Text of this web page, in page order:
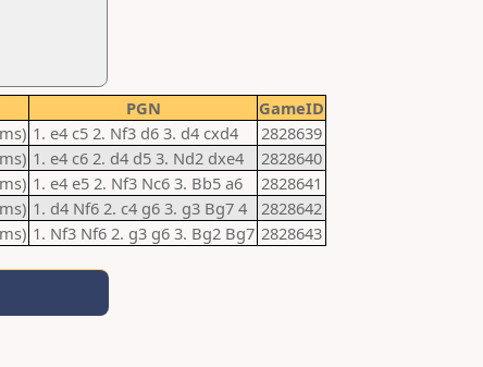
PGN
GameID
1. e4 c5 2. Nf3 d6 3. d4 cxd4
2828639
1. e4 c6 2. d4 d5 3. Nd2 dxe4
2828640
1. e4 e5 2. Nf3 Nc6 3. Bb5 a6
2828641
1. d4 Nf6 2. c4 g6 3. g3 Bg7 4
2828642
1. Nf3 Nf6 2. g3 g6 3. Bg2 Bg7 2828643